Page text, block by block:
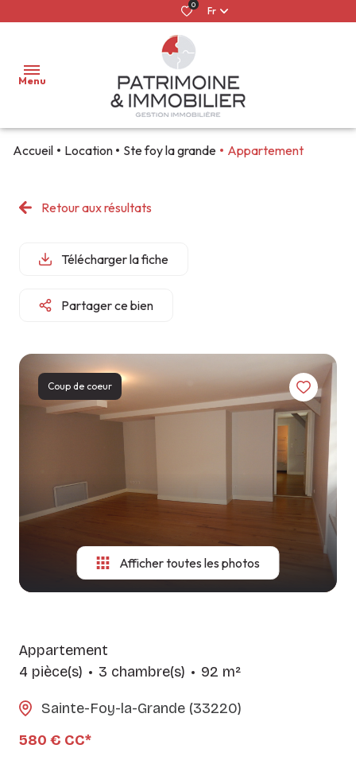
0
Fr
Menu
LOUER
NOS
LOCATIONS
CONSITUTER
VOTRE
DOSSIER
NOS
VENDRE
FAIRE
MON
CONFIER
BIEN
LOCATIVE
AGENCES
QUI
NOUS ?
FONT DÉJÀ
NOS
MÉTIERS
Accueil Location Ste foy la grande Appartement
Retour aux résultats
Télécharger la fiche
Partager ce bien
Coup de coeur
Afficher toutes les photos
Appartement
4 pièce(s)
3 chambre(s) 92 m²
Sainte-Foy-la-Grande (33220)
580 € CC*